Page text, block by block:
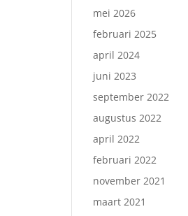
mei 2026
februari 2025
april 2024
juni 2023
september 2022
augustus 2022
april 2022
februari 2022
november 2021
maart 2021